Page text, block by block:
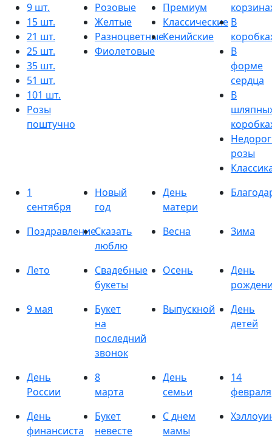
9 шт.
15 шт.
21 шт.
25 шт.
35 шт.
51 шт.
101 шт.
Розы
поштучно
Розовые
Желтые
Разноцветные
Фиолетовые
Премиум
Классические
Кенийские
В
В
форме
сердца
В
розы
1
сентября
Новый
год
День
матери
ПоздравлениеСказать
люблю
Весна Зима
Лето
Свадебные
букеты
Осень
День
9 мая
Букет
на
последний
звонок
Выпускной
День
детей
День
России
8
марта
День
семьи
14
февраля
День
финансиста
Букет
невесте
С днем
мамы